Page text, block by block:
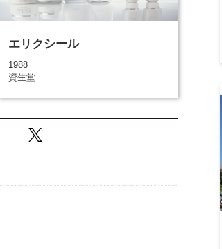
エリクシール
1988
資生堂